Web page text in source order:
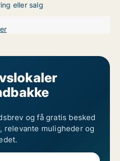
eller salg
og få gratis besked
relevante muligheder og